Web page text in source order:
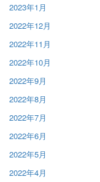
2023年1月
2022年12月
2022年11月
2022年10月
2022年9月
2022年8月
2022年7月
2022年6月
2022年5月
2022年4月